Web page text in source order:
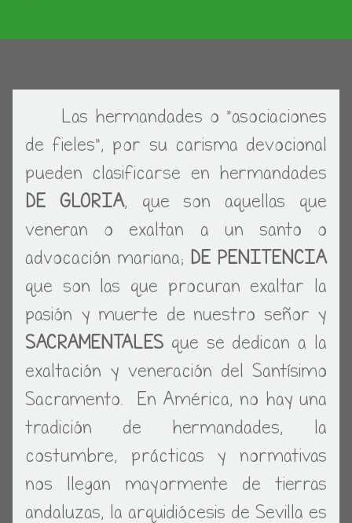
Las hermandades o "asociaciones
de fieles", por su carisma devocional
pueden clasificarse en hermandades
DE GLORIA, que son aquellas que
veneran o exaltan a un santo o
advocación mariana; DE PENITENCIA
que son las que procuran exaltar la
pasión y muerte de nuestro señor y
SACRAMENTALES que se dedican a la
exaltación y veneración del Santísimo
Sacramento. En América, no hay una
tradición de hermandades, la
costumbre, prácticas y normativas
nos llegan mayormente de tierras
andaluzas, la arquidiócesis de Sevilla es